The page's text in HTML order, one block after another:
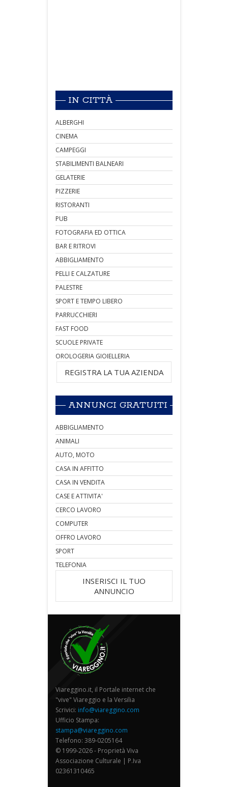
IN CITTÀ
ALBERGHI
CINEMA
CAMPEGGI
STABILIMENTI BALNEARI
GELATERIE
PIZZERIE
RISTORANTI
PUB
FOTOGRAFIA ED OTTICA
BAR E RITROVI
ABBIGLIAMENTO
PELLI E CALZATURE
PALESTRE
SPORT E TEMPO LIBERO
PARRUCCHIERI
FAST FOOD
SCUOLE PRIVATE
OROLOGERIA GIOIELLERIA
REGISTRA LA TUA AZIENDA
ANNUNCI GRATUITI
ABBIGLIAMENTO
ANIMALI
AUTO, MOTO
CASA IN AFFITTO
CASA IN VENDITA
CASE E ATTIVITA'
CERCO LAVORO
COMPUTER
OFFRO LAVORO
SPORT
TELEFONIA
INSERISCI IL TUO
ANNUNCIO
Viareggino.it, il Portale internet che
"vive" Viareggio e la Versilia
Scrivici: info@viareggino.com
Ufficio Stampa:
stampa@viareggino.com
Telefono: 389-0205164
© 1999-2026 - Proprietà Viva
Associazione Culturale | P.Iva
02361310465